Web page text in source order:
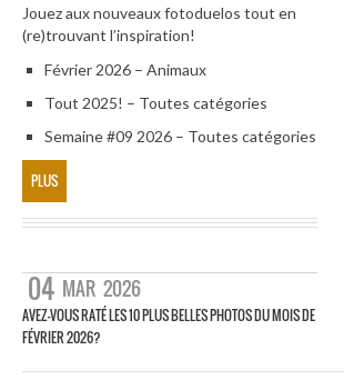
Jouez aux nouveaux fotoduelos tout en
(re)trouvant l’inspiration!
Février 2026 – Animaux
Tout 2025! – Toutes catégories
Semaine #09 2026 – Toutes catégories
PLUS
04 MAR 2026
AVEZ-VOUS RATÉ LES 10 PLUS BELLES PHOTOS DU MOIS DE
FÉVRIER 2026?